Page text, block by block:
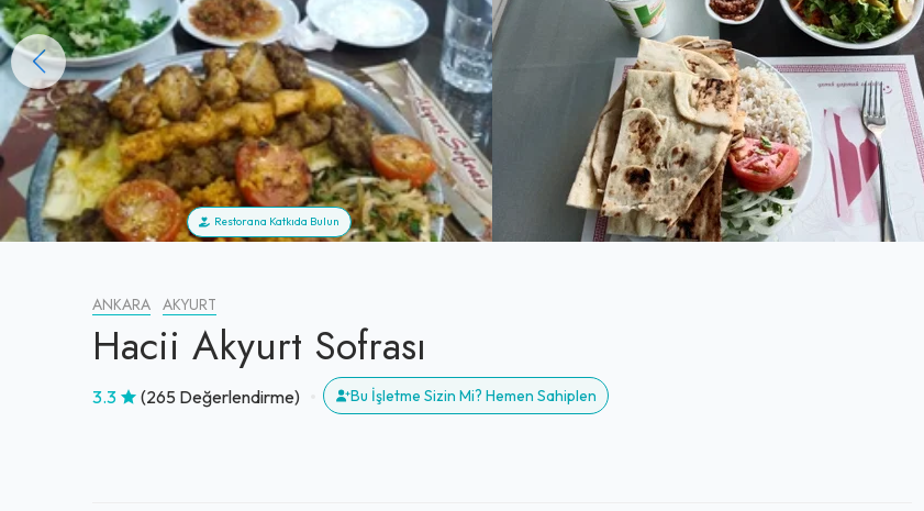
Restorana Katkıda Bulun
ANKARA AKYURT
Hacii Akyurt Sofrası
3.3 (265 Değerlendirme) Bu İşletme Sizin Mi? Hemen Sahiplen